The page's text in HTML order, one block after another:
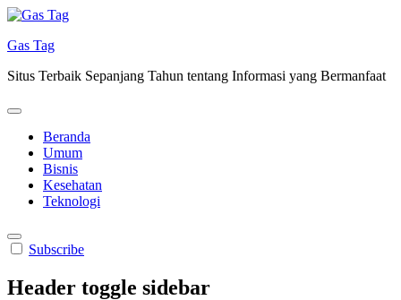
Skip
content
Gas Tag
Situs Terbaik Sepanjang Tahun tentang Informasi yang Bermanfaat
Beranda
Umum
Bisnis
Kesehatan
Teknologi
Subscribe
Header toggle sidebar